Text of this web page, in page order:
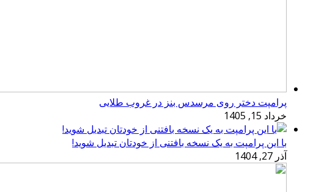
پرامپت دختر روی مرسدس بنز در غروب طلایی
خرداد 15, 1405
با این پرامپت به یک نسخه بافتنی از خودتان تبدیل شوید!
آذر 27, 1404